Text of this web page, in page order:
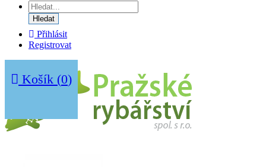
Hledat
Přihlásit
Registrovat
Košík (0)